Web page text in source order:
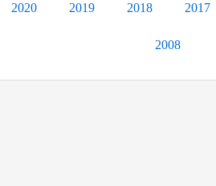
2020 2019 2018 2017
2008